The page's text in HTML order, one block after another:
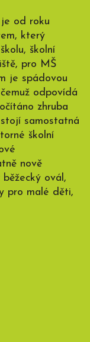
od roku
který
školní
pro MŠ
je spádovou
odpovídá
zhruba
samostatná
školní
nově
ovál,
pro malé děti,